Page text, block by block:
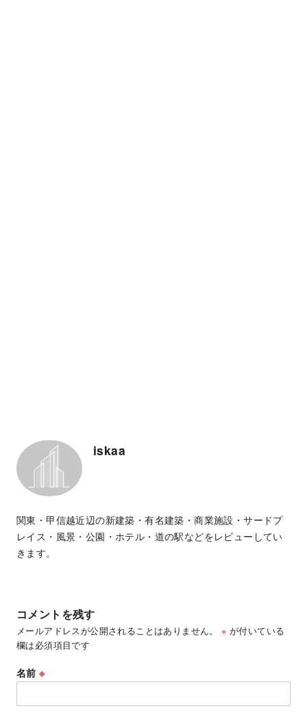
iskaa
関東・甲信越近辺の新建築・有名建築・商業施設・サードプ
レイス・風景・公園・ホテル・道の駅などをレビューしてい
きます。
コメントを残す
メールアドレスが公開されることはありません。 ※ が付いている
欄は必須項目です
名前※